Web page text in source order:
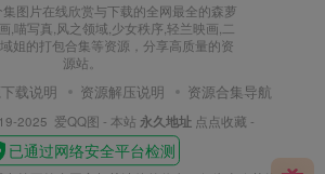
集图片在线欣赏与下载的全网最全的森萝
,喵写真,风之领域,少女秩序,轻兰映画,二
姐的打包合集等资源，分享高质量的资
源站。
载说明 资源解压说明 资源合集导航
2025 爱QQ图 - 本站 永久地址 点点收藏 -